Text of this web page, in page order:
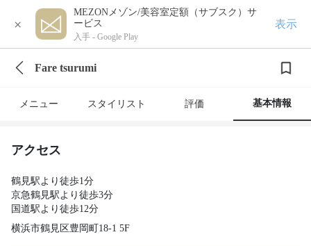
×
MEZONメゾン/美容室定額（サブスク）サ
ービス
入手 - Google Play
表示
Fare tsurumi
メニュー スタイリスト 評価 基本情報
アクセス
鶴見駅より徒歩1分
京急鶴見駅より徒歩3分
国道駅より徒歩12分
横浜市鶴見区豊岡町18-1 5F